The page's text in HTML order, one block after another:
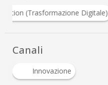
(Trasformazione Digitale)
Canali
Innovazione